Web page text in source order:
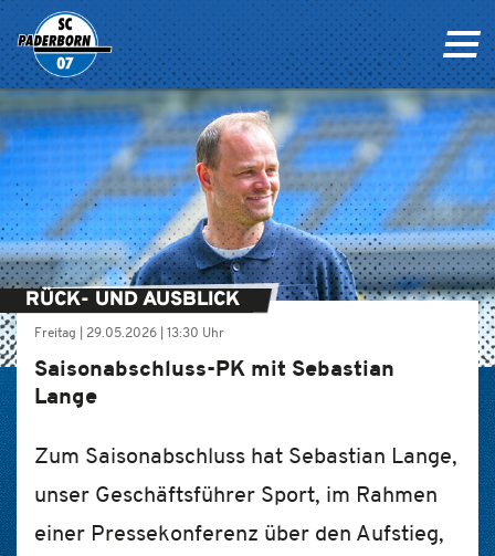
RÜCK- UND AUSBLICK
Freitag | 29.05.2026 | 13:30 Uhr
Saisonabschluss-PK mit Sebastian
Lange
Zum Saisonabschluss hat Sebastian Lange,
unser Geschäftsführer Sport, im Rahmen
einer Pressekonferenz über den Aufstieg,